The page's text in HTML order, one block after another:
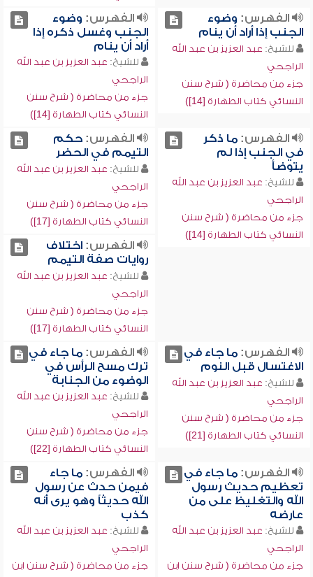
الفهرس: وضوء
الجنب إذا أراد أن ينام
للشيخ: عبد العزيز بن عبد الله
الراجحي
جزء من محاضرة ( شرح سنن
النسائي كتاب الطهارة [14])
الفهرس: وضوء
الجنب وغسل ذكره إذا
أراد أن ينام
للشيخ: عبد العزيز بن عبد الله
الراجحي
جزء من محاضرة ( شرح سنن
النسائي كتاب الطهارة [14])
الفهرس:ما ذكر
في الجنب إذا لم
يتوضأ
للشيخ: عبد العزيز بن عبد الله
الراجحي
جزء من محاضرة ( شرح سنن
النسائي كتاب الطهارة [14])
الفهرس:حكم
التيمم في الحضر
للشيخ: عبد العزيز بن عبد الله
الراجحي
جزء من محاضرة ( شرح سنن
النسائي كتاب الطهارة [17])
الفهرس:اختلاف
روايات صفة التيمم
للشيخ: عبد العزيز بن عبد الله
الراجحي
جزء من محاضرة ( شرح سنن
النسائي كتاب الطهارة [17])
الفهرس:ما جاء في
الاغتسال قبل النوم
للشيخ: عبد العزيز بن عبد الله
الراجحي
جزء من محاضرة ( شرح سنن
النسائي كتاب الطهارة [21])
الفهرس:ما جاء في
ترك مسح الرأس في
الوضوء من الجنابة
للشيخ: عبد العزيز بن عبد الله
الراجحي
جزء من محاضرة ( شرح سنن
النسائي كتاب الطهارة [22])
الفهرس:ما جاء في
تعظيم حديث رسول
الله والتغليظ على من
عارضه
للشيخ: عبد العزيز بن عبد الله
الراجحي
جزء من محاضرة ( شرح سنن ابن
الفهرس:ما جاء
فيمن حدث عن رسول
الله حديثاً وهو يرى أنه
كذب
للشيخ: عبد العزيز بن عبد الله
الراجحي
جزء من محاضرة ( شرح سنن ابن